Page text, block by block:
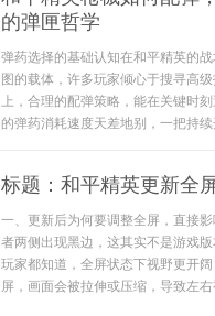
的弹匣哲学
弹药选择的基础认知在和平精英的
图的载体，许多玩家倾心于搜寻高
上，合理的配弹策略，能在关键时
的弹药消耗速度天差地别，一把持
标题：和平精英更新全
一、更新后为何要调整全屏，直接
者两侧出现黑边，这其实不是游戏
玩家都知道，全屏状态下视野更开
屏，画面会被拉伸或压缩，导致左